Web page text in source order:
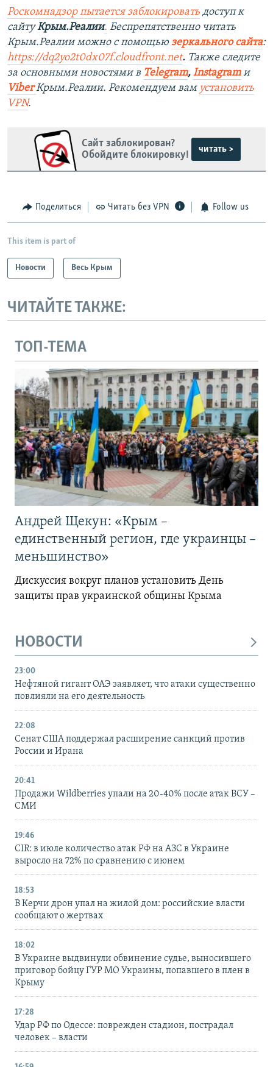
Роскомнадзор пытается заблокировать доступ к
сайтуКрым.Реалии. Беспрепятственно читать
Крым.Реалии можно с помощью зеркального сайта:
https://dq2yo2t0dx07f.cloudfront.net. Также следите
за основными новостями в Telegram, Instagramи
ViberКрым.Реалии. Рекомендуем вам установить
VPN.
Сайт заблокирован?
Обойдите блокировку!
читать >
Поделиться Читать без VPN Follow us
This item is part of
Новости Весь Крым
ЧИТАЙТЕ ТАКЖЕ:
ТОП-ТЕМА
Андрей Щекун: «Крым –
единственный регион, где украинцы –
меньшинство»
Дискуссия вокруг планов установить День
защиты прав украинской общины Крыма
НОВОСТИ
23:00
Нефтяной гигант ОАЭ заявляет, что атаки существенно
повлияли на его деятельность
22:08
Сенат США поддержал расширение санкций против
России и Ирана
20:41
Продажи Wildberries упали на 20-40% после атак ВСУ –
СМИ
19:46
CIR: в июле количество атак РФ на АЗС в Украине
выросло на 72% по сравнению с июнем
18:53
В Керчи дрон упал на жилой дом: российские власти
сообщают о жертвах
18:02
В Украине выдвинули обвинение судье, выносившего
приговор бойцу ГУР МО Украины, попавшего в плен в
Крыму
17:28
Удар РФ по Одессе: поврежден стадион, пострадал
человек – власти